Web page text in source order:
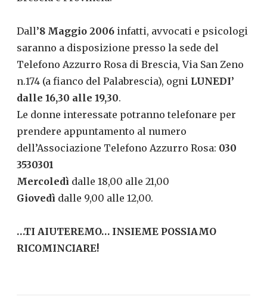
Dall’8 Maggio 2006 infatti, avvocati e psicologi
saranno a disposizione presso la sede del
Telefono Azzurro Rosa di Brescia, Via San Zeno
n.174 (a fianco del Palabrescia), ogni LUNEDI’
dalle 16,30 alle 19,30.
Le donne interessate potranno telefonare per
prendere appuntamento al numero
dell’Associazione Telefono Azzurro Rosa: 030
3530301
Mercoledì dalle 18,00 alle 21,00
Giovedì dalle 9,00 alle 12,00.
…TI AIUTEREMO… INSIEME POSSIAMO
RICOMINCIARE!